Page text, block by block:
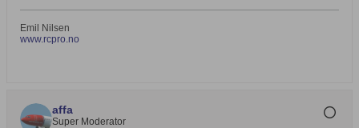
Emil Nilsen
www.rcpro.no
affa
Super Moderator